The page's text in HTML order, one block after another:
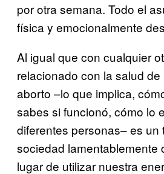
por otra semana. Todo el
física y emocionalmente
Al igual que con cualquier
relacionado con la salud
aborto –lo que implica,
sabes si funcionó, cómo lo
diferentes personas– es un
sociedad lamentablemente
lugar de utilizar nuestra